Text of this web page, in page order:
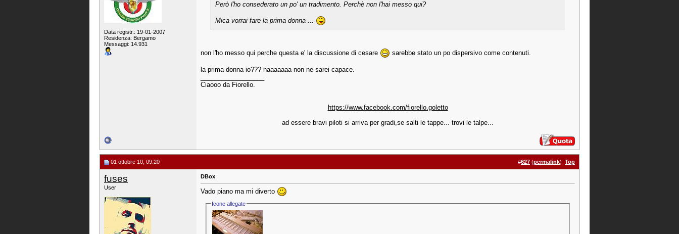
Data registr.: 19-01-2007
Residenza: Bergamo
Messaggi: 14.931
Però l'ho consederato un po' un tradimento. Perchè non l'hai messo qui?
Mica vorrai fare la prima donna ...
non l'ho messo qui perche questa e' la discussione di cesare sarebbe stato un po dispersivo come contenuti.
la prima donna io??? naaaaaaa non ne sarei capace.
Ciaooo da Fiorello.
https://www.facebook.com/fiorello.goletto
ad essere bravi piloti si arriva per gradi,se salti le tappe... trovi le talpe...
01 ottobre 10, 09:20 #627 (permalink) Top
fuses
User
DBox
Vado piano ma mi diverto
Icone allegate